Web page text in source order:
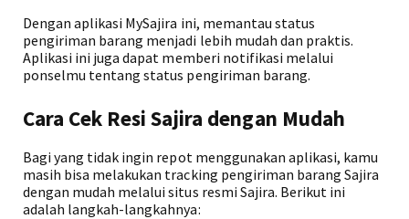
Dengan aplikasi MySajira ini, memantau status
pengiriman barang menjadi lebih mudah dan praktis.
Aplikasi ini juga dapat memberi notifikasi melalui
ponselmu tentang status pengiriman barang.
Cara Cek Resi Sajira dengan Mudah
Bagi yang tidak ingin repot menggunakan aplikasi, kamu
masih bisa melakukan tracking pengiriman barang Sajira
dengan mudah melalui situs resmi Sajira. Berikut ini
adalah langkah-langkahnya: